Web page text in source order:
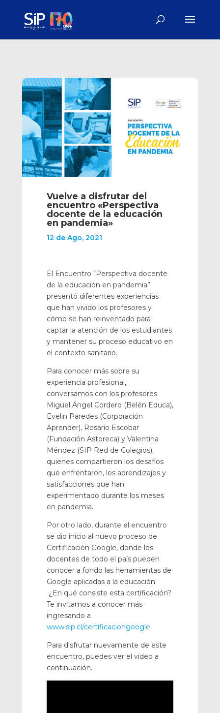
Vuelve a disfrutar del
encuentro «Perspectiva
docente de la educación
en pandemia»
12 de Ago, 2021
El Encuentro “Perspectiva docente
de la educación en pandemia”
presentó diferentes experiencias
que han vivido los profesores y
cómo se han reinventado para
captar la atención de los estudiantes
y mantener su proceso educativo en
el contexto sanitario.
Para conocer más sobre su
experiencia profesional,
conversamos con los profesores
Miguel Ángel Cordero (Belén Educa),
Evelin Paredes (Corporación
Aprender), Rosario Escobar
(Fundación Astoreca) y Valentina
Méndez (SIP Red de Colegios),
quienes compartieron los desafíos
que enfrentaron, los aprendizajes y
satisfacciones que han
experimentado durante los meses
en pandemia.
Por otro lado, durante el encuentro
se dio inicio al nuevo proceso de
Certificación Google, donde los
docentes de todo el país pueden
conocer a fondo las herramientas de
Google aplicadas a la educación.
¿En qué consiste esta certificación?
Te invitamos a conocer más
ingresando a
www.sip.cl/certificaciongoogle.
Para disfrutar nuevamente de este
encuentro, puedes ver el video a
continuación.